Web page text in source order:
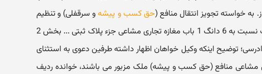
حق کسب و پیشهو سرقفلی) و تنظیم
سند رسمی اجاره به نام ثالث نسبت به 6 دانگ 1 باب مغازه تجاری مشاعی جزء پلاک ثبتی ... بخش 2
توضیح اینکه وکیل خواهان اظهار داشته طرفین دعوی به استثنای
مشاعی منافع (حق کسب و پیشه) ملک مزبور می باشند، خوانده ردیف